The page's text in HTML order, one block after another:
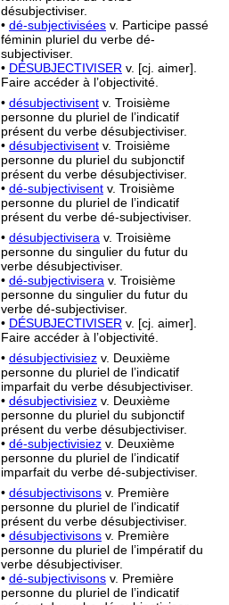
désubjectiviser.
• dé-subjectivisées v. Participe passé
féminin pluriel du verbe dé-
subjectiviser.
• DÉSUBJECTIVISER v. [cj. aimer].
Faire accéder à l’objectivité.
• désubjectivisent v. Troisième
personne du pluriel de l’indicatif
présent du verbe désubjectiviser.
• désubjectivisent v. Troisième
personne du pluriel du subjonctif
présent du verbe désubjectiviser.
• dé-subjectivisent v. Troisième
personne du pluriel de l’indicatif
présent du verbe dé-subjectiviser.
• désubjectivisera v. Troisième
personne du singulier du futur du
verbe désubjectiviser.
• dé-subjectivisera v. Troisième
personne du singulier du futur du
verbe dé-subjectiviser.
• DÉSUBJECTIVISER v. [cj. aimer].
Faire accéder à l’objectivité.
• désubjectivisiez v. Deuxième
personne du pluriel de l’indicatif
imparfait du verbe désubjectiviser.
• désubjectivisiez v. Deuxième
personne du pluriel du subjonctif
présent du verbe désubjectiviser.
• dé-subjectivisiez v. Deuxième
personne du pluriel de l’indicatif
imparfait du verbe dé-subjectiviser.
• désubjectivisons v. Première
personne du pluriel de l’indicatif
présent du verbe désubjectiviser.
• désubjectivisons v. Première
personne du pluriel de l’impératif du
verbe désubjectiviser.
• dé-subjectivisons v. Première
personne du pluriel de l’indicatif